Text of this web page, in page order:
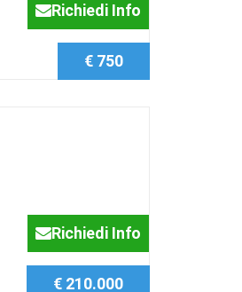
Richiedi Info
€ 750
Richiedi Info
€ 210.000